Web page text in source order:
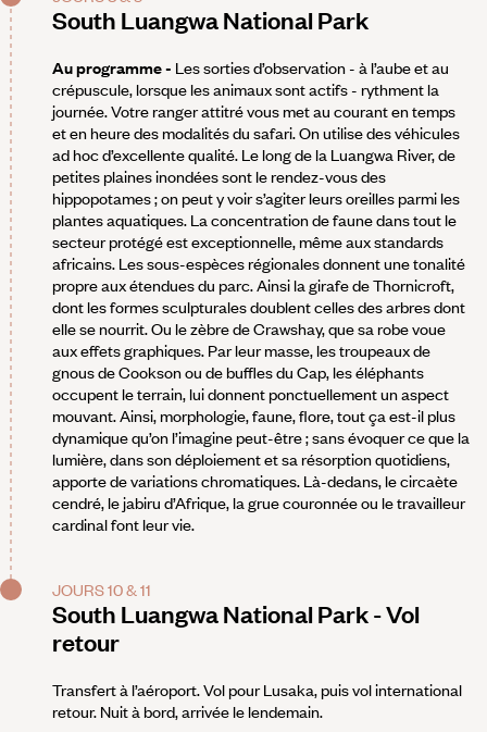
South Luangwa National Park
Au programme - Les sorties d’observation - à l’aube et au
crépuscule, lorsque les animaux sont actifs - rythment la
journée. Votre ranger attitré vous met au courant en temps
et en heure des modalités du safari. On utilise des véhicules
ad hoc d’excellente qualité. Le long de la Luangwa River, de
petites plaines inondées sont le rendez-vous des
hippopotames ; on peut y voir s’agiter leurs oreilles parmi les
plantes aquatiques. La concentration de faune dans tout le
secteur protégé est exceptionnelle, même aux standards
africains. Les sous-espèces régionales donnent une tonalité
propre aux étendues du parc. Ainsi la girafe de Thornicroft,
dont les formes sculpturales doublent celles des arbres dont
elle se nourrit. Ou le zèbre de Crawshay, que sa robe voue
aux effets graphiques. Par leur masse, les troupeaux de
gnous de Cookson ou de buffles du Cap, les éléphants
occupent le terrain, lui donnent ponctuellement un aspect
mouvant. Ainsi, morphologie, faune, flore, tout ça est-il plus
dynamique qu’on l’imagine peut-être ; sans évoquer ce que la
lumière, dans son déploiement et sa résorption quotidiens,
apporte de variations chromatiques. Là-dedans, le circaète
cendré, le jabiru d’Afrique, la grue couronnée ou le travailleur
cardinal font leur vie.
JOURS 10 & 11
South Luangwa National Park - Vol
retour
Transfert à l’aéroport. Vol pour Lusaka, puis vol international
retour. Nuit à bord, arrivée le lendemain.